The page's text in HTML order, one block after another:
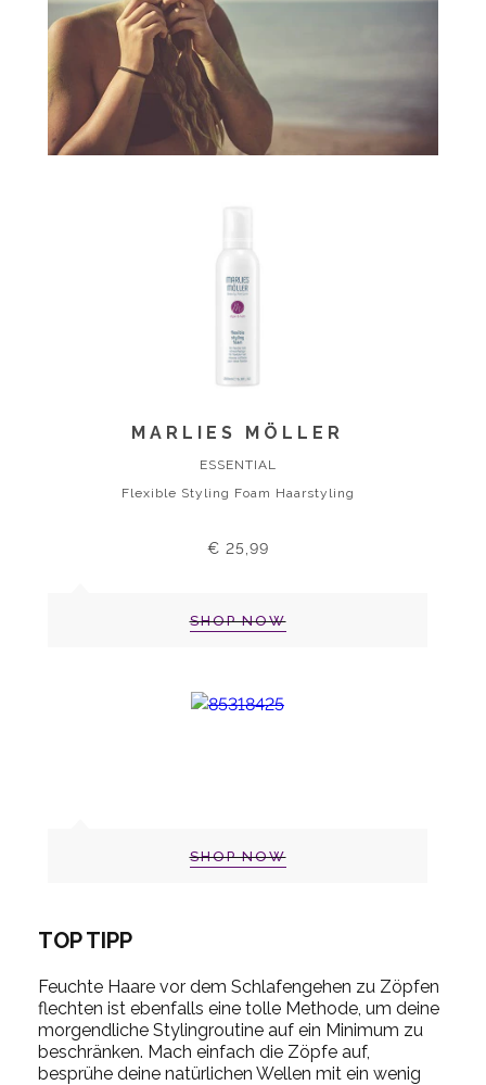
MARLIES MÖLLER
ESSENTIAL
Flexible Styling Foam Haarstyling
€ 25,99
SHOP NOW
SHOP NOW
TOP TIPP
Feuchte Haare vor dem Schlafengehen zu Zöpfen
flechten ist ebenfalls eine tolle Methode, um deine
morgendliche Stylingroutine auf ein Minimum zu
beschränken. Mach einfach die Zöpfe auf,
besprühe deine natürlichen Wellen mit ein wenig